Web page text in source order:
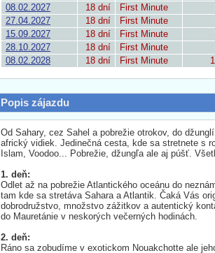
08.02.2027
18 dní First Minute
27.04.2027
18 dní First Minute
15.09.2027
18 dní First Minute
28.10.2027
18 dní First Minute
08.02.2028
18 dní First Minute
Popis zájazdu
Od Sahary, cez Sahel a pobrežie otrokov, do
africký vidiek. Jedinečná cesta, kde sa stretnete s
Islam, Voodoo... Pobrežie, džungľa ale aj púšť.
1. deň:
Odlet až na pobrežie Atlantického oceánu do
tam kde sa stretáva Sahara a Atlantik. Čaká Vás
dobrodružstvo, množstvo zážitkov a autentický
do Mauretánie v neskorých večerných hodinách.
2. deň:
Ráno sa zobudíme v exotickom Nouakchotte ale